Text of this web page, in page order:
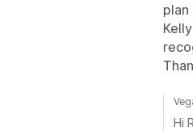
plan
Hi